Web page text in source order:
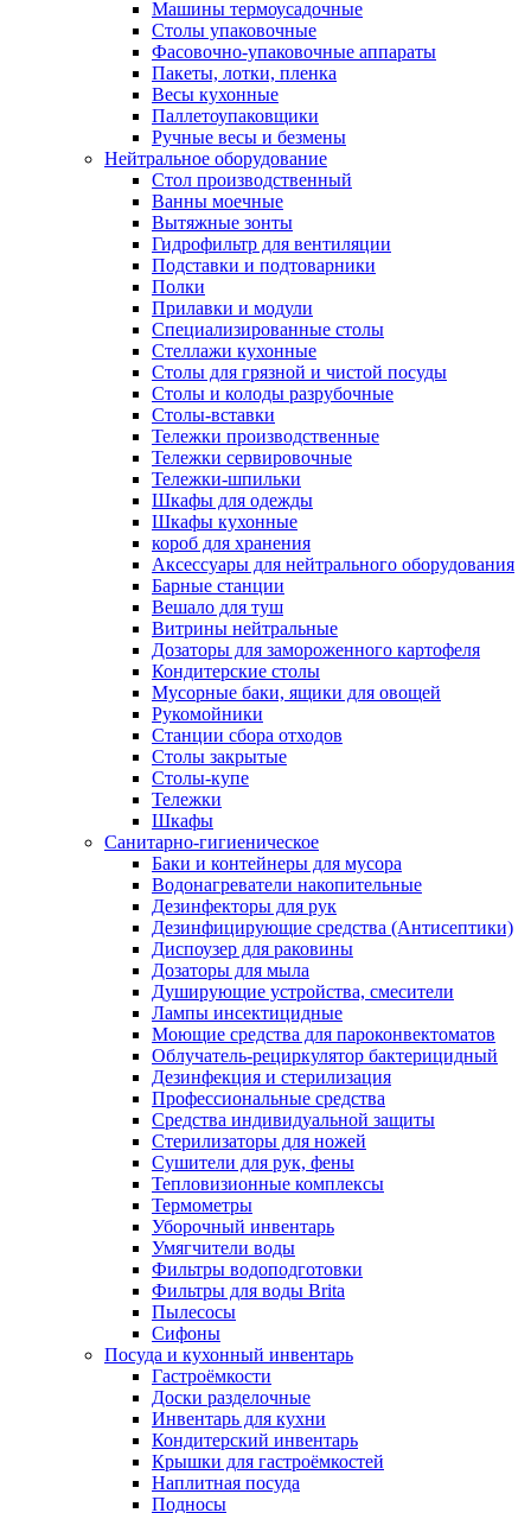
Машины термоусадочные
Столы упаковочные
Фасовочно-упаковочные аппараты
Пакеты, лотки, пленка
Весы кухонные
Паллетоупаковщики
Ручные весы и безмены
Нейтральное оборудование
Cтол производственный
Ванны моечные
Вытяжные зонты
Гидрофильтр для вентиляции
Подставки и подтоварники
Полки
Прилавки и модули
Специализированные столы
Стеллажи кухонные
Столы для грязной и чистой посуды
Столы и колоды разрубочные
Столы-вставки
Тележки производственные
Тележки сервировочные
Тележки-шпильки
Шкафы для одежды
Шкафы кухонные
короб для хранения
Аксессуары для нейтрального оборудования
Барные станции
Вешало для туш
Витрины нейтральные
Дозаторы для замороженного картофеля
Кондитерские столы
Мусорные баки, ящики для овощей
Рукомойники
Станции сбора отходов
Столы закрытые
Столы-купе
Тележки
Шкафы
Санитарно-гигиеническое
Баки и контейнеры для мусора
Водонагреватели накопительные
Дезинфекторы для рук
Дезинфицирующие средства (Антисептики)
Диспоузер для раковины
Дозаторы для мыла
Душирующие устройства, смесители
Лампы инсектицидные
Моющие средства для пароконвектоматов
Облучатель-рециркулятор бактерицидный
Дезинфекция и стерилизация
Профессиональные средства
Средства индивидуальной защиты
Стерилизаторы для ножей
Сушители для рук, фены
Тепловизионные комплексы
Термометры
Уборочный инвентарь
Умягчители воды
Фильтры водоподготовки
Фильтры для воды Brita
Пылесосы
Сифоны
Посуда и кухонный инвентарь
Гастроёмкости
Доски разделочные
Инвентарь для кухни
Кондитерский инвентарь
Крышки для гастроёмкостей
Наплитная посуда
Подносы